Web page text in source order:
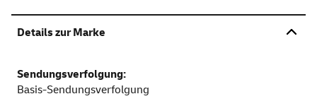
Details zur Marke
Sendungsverfolgung:
Basis-Sendungsverfolgung